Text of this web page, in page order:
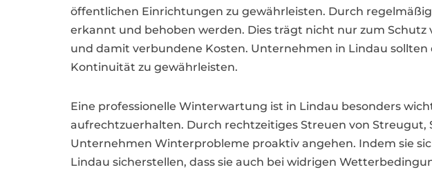
öffentlichen Einrichtungen zu gewährleisten. Durch
erkannt und behoben werden. Dies trägt nicht nur zum
und damit verbundene Kosten. Unternehmen in Lindau
Kontinuität zu gewährleisten.
Eine professionelle Winterwartung ist in Lindau besonders
aufrechtzuerhalten. Durch rechtzeitiges Streuen von
Unternehmen Winterprobleme proaktiv angehen. Indem sie
Lindau sicherstellen, dass sie auch bei widrigen